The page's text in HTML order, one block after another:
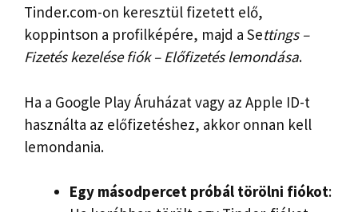
Tinder.com-on keresztül fizetett elő,
koppintson a profilképére, majd a Settings –
Fizetés kezelésefiók– Előfizetés lemondása.
Ha a Google Play Áruházat vagy az Apple ID-t
használta az előfizetéshez, akkor onnan kell
lemondania.
Egy másodpercet próbál törölni fiókot: